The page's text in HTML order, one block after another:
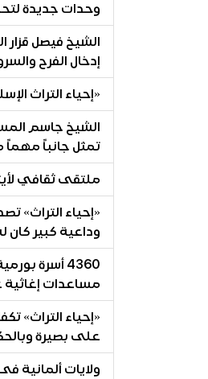
وحدات جديدة
الشيخ فيصل قزار
إدخال الفرح
«إحياء التراث
الشيخ جاسم
تمثل جانباً مهماً
ملتقى ثقافي
«إحياء التراث»
وداعية كبير كان
4360 أسرة
مساعدات إغاثية
«إحياء التراث»
على بصيرة
ولايات ألمانية